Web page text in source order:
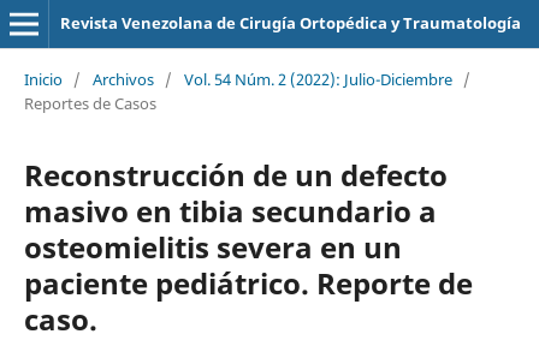
Revista Venezolana de Cirugía Ortopédica y Traumatología
Inicio / Archivos / Vol. 54 Núm. 2 (2022): Julio-Diciembre /
Reportes de Casos
Reconstrucción de un defecto
masivo en tibia secundario a
osteomielitis severa en un
paciente pediátrico. Reporte de
caso.